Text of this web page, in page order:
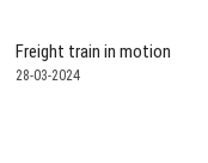
Freight train in motion
28-03-2024